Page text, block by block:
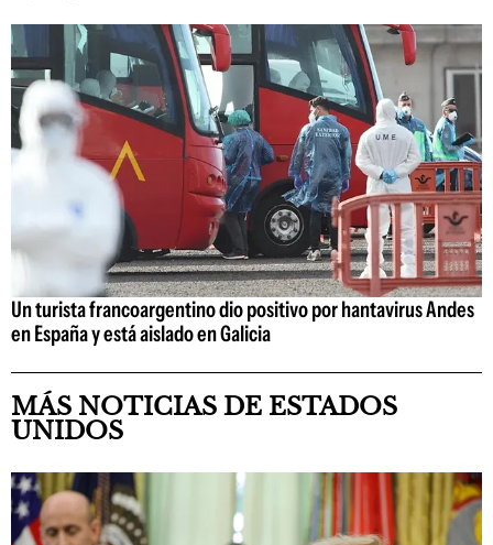
Un turista francoargentino dio positivo por hantavirus Andes
en España y está aislado en Galicia
MÁS NOTICIAS DE ESTADOS
UNIDOS